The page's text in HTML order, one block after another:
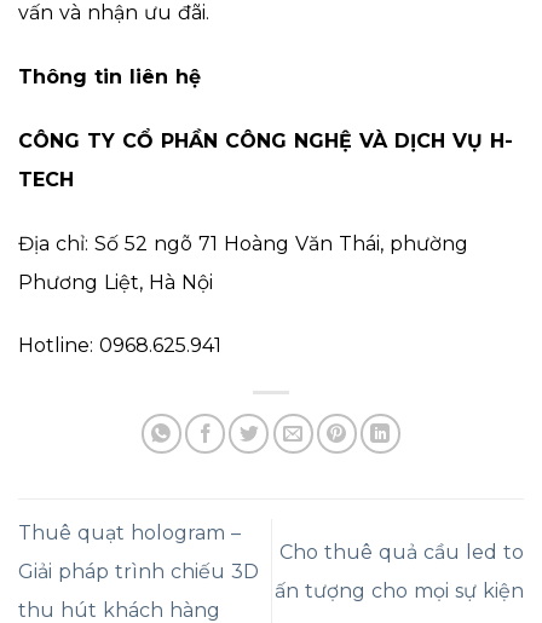
vấn và nhận ưu đãi.
Thông tin liên hệ
CÔNG TY CỔ PHẦN CÔNG NGHỆ VÀ DỊCH VỤ H-
TECH
Địa chỉ: Số 52 ngõ 71 Hoàng Văn Thái, phường
Phương Liệt, Hà Nội
Hotline: 0968.625.941
Thuê quạt hologram –
Giải pháp trình chiếu 3D
thu hút khách hàng
Cho thuê quả cầu led to
ấn tượng cho mọi sự kiện